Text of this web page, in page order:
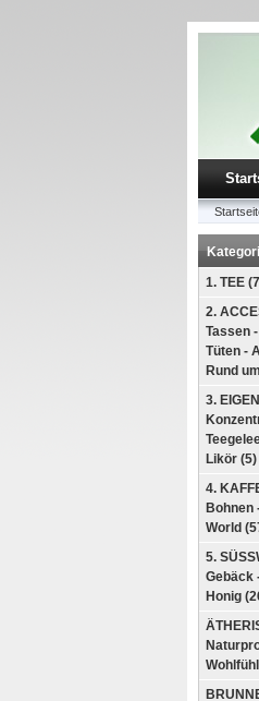
1. TEE
2.
Tassen
Tüten -
Rund
3.
Likör (5)
4.
Bohnen
World
5.
Gebäck
Honig